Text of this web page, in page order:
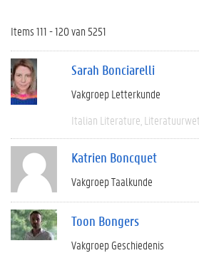
Items 111 - 120 van 5251
Sarah Bonciarelli
Vakgroep Letterkunde
Italian Literature
Katrien Boncquet
Vakgroep Taalkunde
Toon Bongers
Vakgroep Geschiedenis